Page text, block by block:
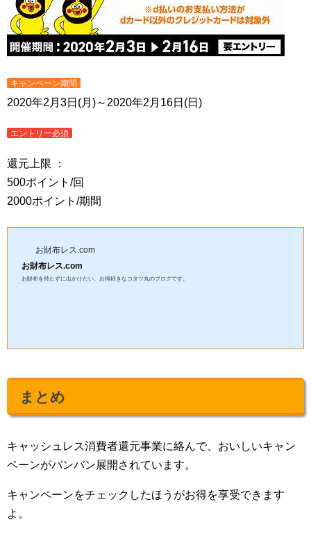
キャンペーン期間
2020年2月3日(月)～2020年2月16日(日)
エントリー必須
還元上限 ：
500ポイント/回
2000ポイント/期間
お財布レス.com
お財布レス.com
お財布を持たずに出かけたい、お得好きなコタツ丸のブログです。
まとめ
キャッシュレス消費者還元事業に絡んで、おいしいキャン
ペーンがバンバン展開されています。
キャンペーンをチェックしたほうがお得を享受できます
よ。